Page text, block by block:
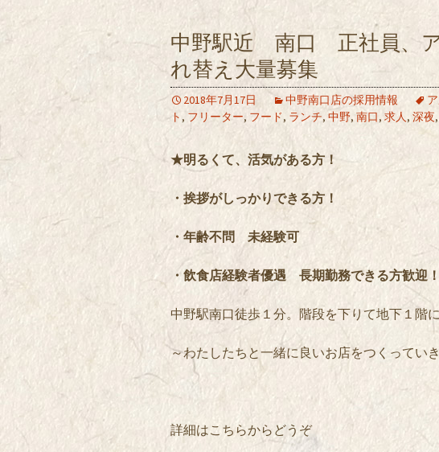
中野駅近 南口 正社員、
れ替え大量募集
2018年7月17日 中野南口店の採用情報
ト , フリーター, フード, ランチ, 中野, 南口, 求人, 深夜,
★明るくて、活気がある方！
・挨拶がしっかりできる方！
・年齢不問 未経験可
・飲食店経験者優遇 長期勤務できる方歓迎！
中野駅南口徒歩１分。階段を下りて地下１階
～わたしたちと一緒に良いお店をつくってい
詳細はこちらからどうぞ